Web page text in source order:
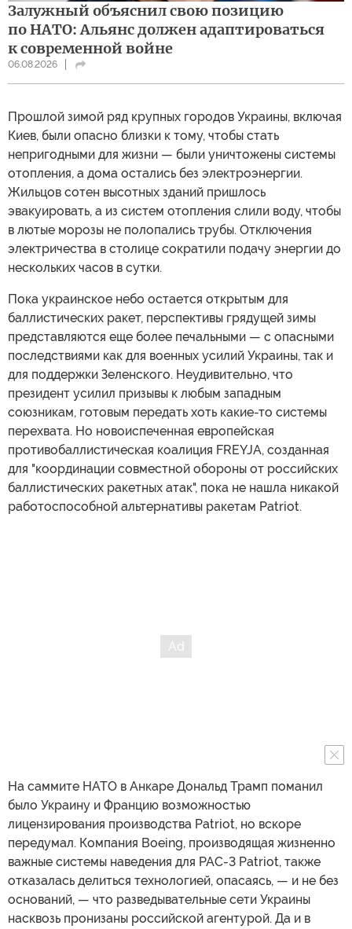
Залужный объяснил свою позицию
по НАТО: Альянс должен адаптироваться
к современной войне
06.08.2026
Прошлой зимой ряд крупных городов Украины, включая
Киев, были опасно близки к тому, чтобы стать
непригодными для жизни — были уничтожены системы
отопления, а дома остались без электроэнергии.
Жильцов сотен высотных зданий пришлось
эвакуировать, а из систем отопления слили воду, чтобы
в лютые морозы не полопались трубы. Отключения
электричества в столице сократили подачу энергии до
нескольких часов в сутки.
Пока украинское небо остается открытым для
баллистических ракет, перспективы грядущей зимы
представляются еще более печальными — с опасными
последствиями как для военных усилий Украины, так и
для поддержки Зеленского. Неудивительно, что
президент усилил призывы к любым западным
союзникам, готовым передать хоть какие-то системы
перехвата. Но новоиспеченная европейская
противобаллистическая коалиция FREYJA, созданная
для "координации совместной обороны от российских
баллистических ракетных атак", пока не нашла никакой
работоспособной альтернативы ракетам Patriot.
На саммите НАТО в Анкаре Дональд Трамп поманил
было Украину и Францию возможностью
лицензирования производства Patriot, но вскоре
передумал. Компания Boeing, производящая жизненно
важные системы наведения для PAC-3 Patriot, также
отказалась делиться технологией, опасаясь, — и не без
оснований, — что разведывательные сети Украины
насквозь пронизаны российской агентурой. Да и в